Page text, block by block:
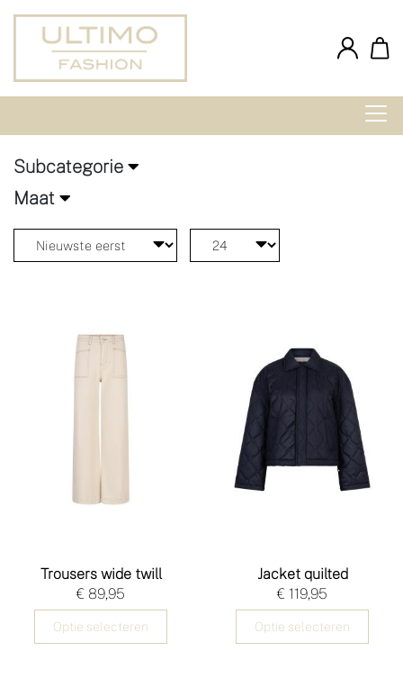
Subcategorie
Maat
Trousers wide twill
€ 89,95
Optie selecteren
Jacket quilted
€ 119,95
Optie selecteren